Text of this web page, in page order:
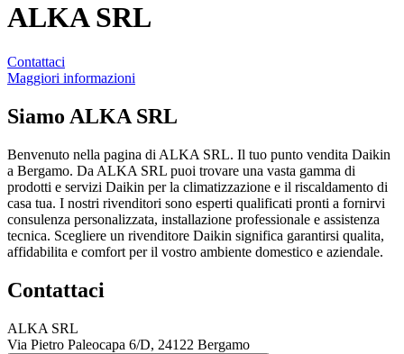
ALKA SRL
Contattaci
Maggiori informazioni
Siamo ALKA SRL
Benvenuto nella pagina di ALKA SRL. Il tuo punto vendita Daikin
a Bergamo. Da ALKA SRL puoi trovare una vasta gamma di
prodotti e servizi Daikin per la climatizzazione e il riscaldamento di
casa tua. I nostri rivenditori sono esperti qualificati pronti a fornirvi
consulenza personalizzata, installazione professionale e assistenza
tecnica. Scegliere un rivenditore Daikin significa garantirsi qualita,
affidabilita e comfort per il vostro ambiente domestico e aziendale.
Contattaci
ALKA SRL
Via Pietro Paleocapa 6/D, 24122 Bergamo